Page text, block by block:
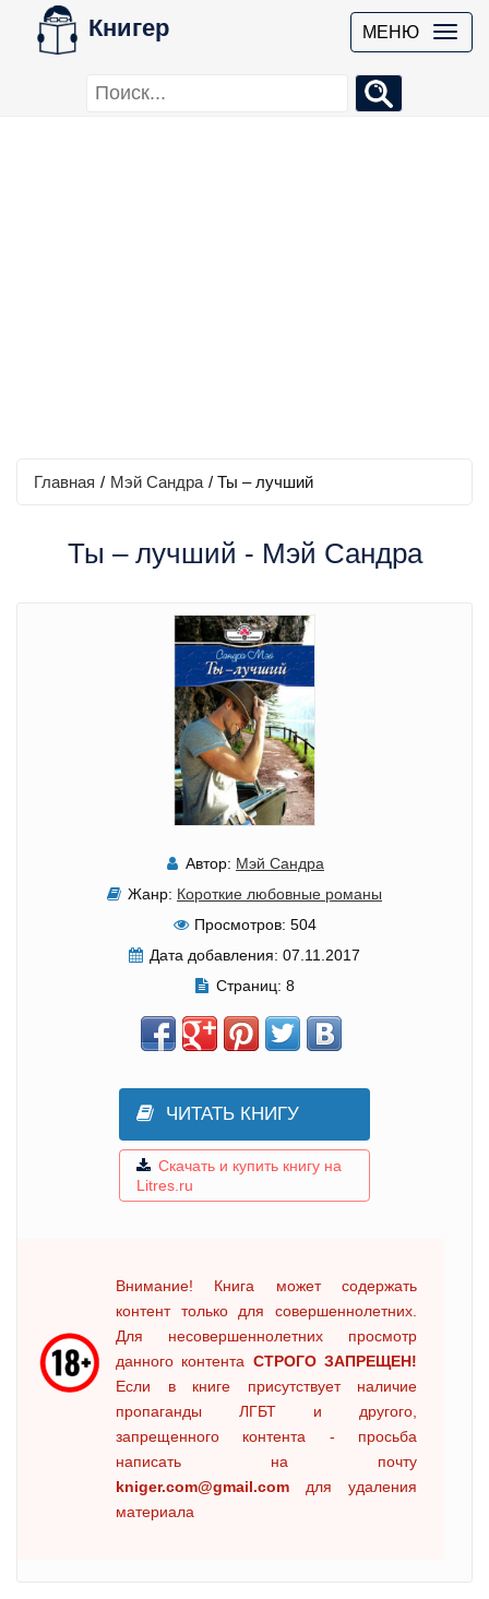
Книгер МЕНЮ
Главная / Мэй Сандра / Ты – лучший
Ты – лучший - Мэй Сандра
Автор: Мэй Сандра
Жанр: Короткие любовные романы
Просмотров: 504
Дата добавления: 07.11.2017
Страниц: 8
ЧИТАТЬ КНИГУ
Скачать и купить книгу на
Litres.ru
Внимание! Книга может содержать
контент только для совершеннолетних.
Для несовершеннолетних просмотр
данного контента СТРОГО ЗАПРЕЩЕН!
Если в книге присутствует наличие
пропаганды ЛГБТ и другого,
запрещенного контента - просьба
написать на почту
kniger.com@gmail.com для удаления
материала